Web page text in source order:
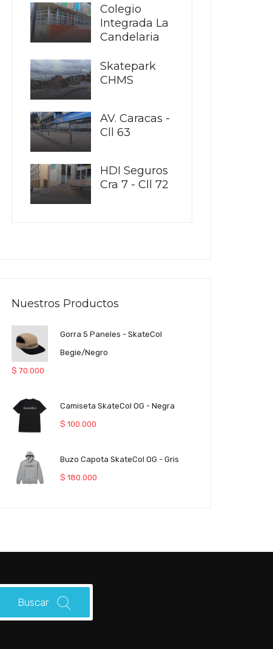
Colegio
Integrada La
Candelaria
Skatepark
CHMS
AV. Caracas -
Cll 63
HDI Seguros
Cra 7 - Cll 72
Nuestros Productos
Gorra 5 Paneles - SkateCol
Begie/Negro
$ 70.000
Camiseta SkateCol OG - Negra
$ 100.000
Buzo Capota SkateCol OG - Gris
$ 180.000
Buscar